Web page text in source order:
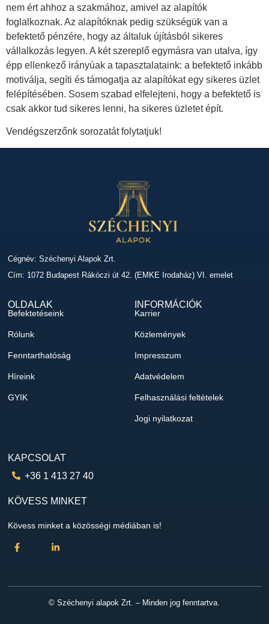
nem ért ahhoz a szakmához, amivel az alapítók
foglalkoznak. Az alapítóknak pedig szükségük van a
befektető pénzére, hogy az általuk újításból sikeres
vállalkozás legyen. A két szereplő egymásra van utalva, így
épp ellenkező irányúak a tapasztalataink: a befektető inkább
motiválja, segíti és támogatja az alapítókat egy sikeres üzlet
felépítésében. Sosem szabad elfelejteni, hogy a befektető is
csak akkor tud sikeres lenni, ha sikeres üzletet épít.
Vendégszerzőnk sorozatát folytatjuk!
Cégnév: Széchenyi Alapok Zrt.
Cím: 1072 Budapest Rákóczi út 42. (EMKE Irodaház) VI. emelet
OLDALAK
Befektetéseink
Rólunk
Fenntarthatóság
Híreink
GYIK
INFORMÁCIÓK
Karrier
Közlemények
Impresszum
Adatvédelem
Felhasználási feltételek
Jogi nyilatkozat
KAPCSOLAT
+36 1 413 27 40
KÖVESS MINKET
Kövess minket a közösségi médiában is!
© Széchenyi alapok Zrt. – Minden jog fenntartva.